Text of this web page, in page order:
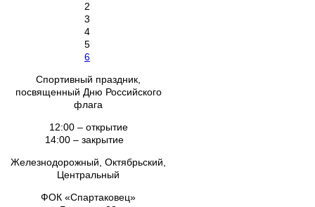
2
3
4
5
6
Спортивный праздник,
посвященный Дню Российского
флага
12:00 – открытие
14:00 – закрытие
Железнодорожный, Октябрьский,
Центральный
ФОК «Спартаковец»